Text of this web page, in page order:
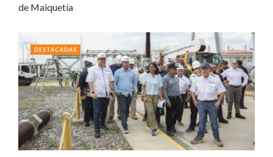
de Maiquetía
DESTACADAS